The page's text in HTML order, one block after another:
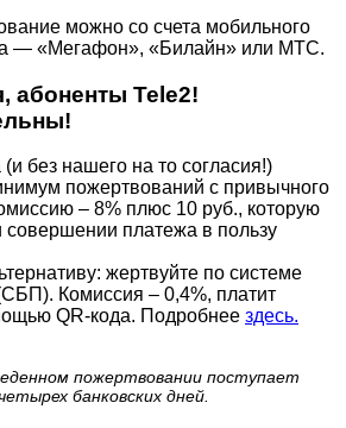
можно со счета мобильного
— «Мегафон», «Билайн» или МТС.
абоненты Tele2!
без нашего на то согласия!)
пожертвований с привычного
– 8% плюс 10 руб., которую
совершении платежа в пользу
жертвуйте по cистеме
Комиссия – 0,4%, платит
QR-кода. Подробнее здесь.
пожертвовании поступает
банковских дней.